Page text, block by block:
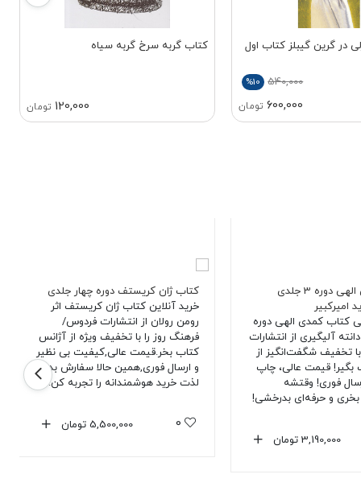
در گرین گیبلز کتاب اول
540,000
%10
600,000 تومان
کتاب گربه سرخ گربه سیاه
120,000 تومان
کتاب کمدی الهی دوره 3 جلدی
امیرکبیر
کتاب کمدی الهی دوره
آلیگیری از انتشارات
با تخفیف شگفت‌انگیز از
بگیر! قیمت عالی، چاپ
فوری! وقتشه
و حرفه‌ای بدرخشی!
3,190,000 تومان
کتاب ژان کریستف دوره چهار جلدی
خرید آنلاین کتاب ژان کریستف اثر
رومن رولان از انتشارات فردوس/
فرهنگ روز را با تخفیف ویژه از آژانس
کتاب بخر.قیمت عالی,کیفیت بی نظیر
و ارسال فوری,همین حالا سفارش بده و
لذت خرید هوشمندانه را تجربه کن.
0
5,500,000 تومان